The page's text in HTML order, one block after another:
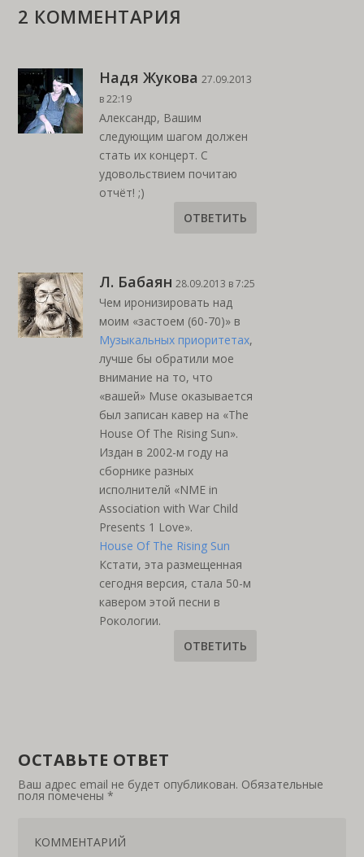
2 КОММЕНТАРИЯ
Надя Жукова 27.09.2013
в 22:19
Александр, Вашим
следующим шагом должен
стать их концерт. С
удовольствием почитаю
отчёт! ;)
ОТВЕТИТЬ
Л. Бабаян 28.09.2013 в 7:25
Чем иронизировать над
моим «застоем (60-70)» в
Музыкальных приоритетах,
лучше бы обратили мое
внимание на то, что
«вашей» Muse оказывается
был записан кавер на «The
House Of The Rising Sun».
Издан в 2002-м году на
сборнике разных
исполнителй «NME in
Association with War Child
Presents 1 Love».
House Of The Rising Sun
Кстати, эта размещенная
сегодня версия, стала 50-м
кавером этой песни в
Рокологии.
ОТВЕТИТЬ
ОСТАВЬТЕ ОТВЕТ
Ваш адрес email не будет опубликован. Обязательные
поля помечены*